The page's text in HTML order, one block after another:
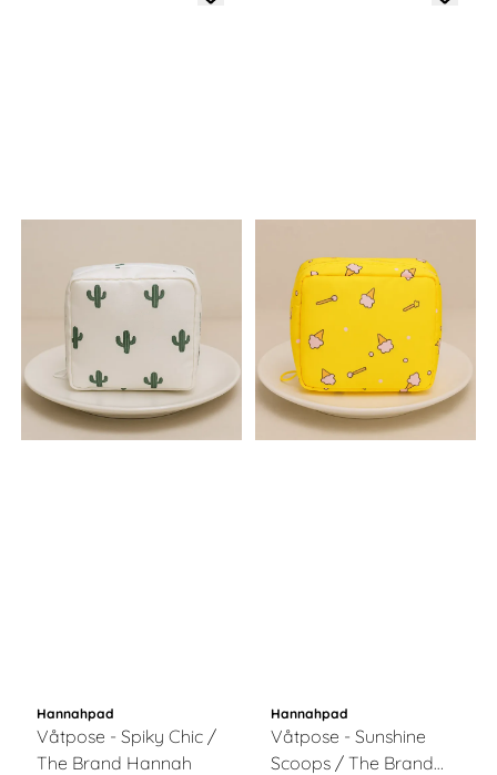
Hannahpad
Våtpose - Spiky Chic /
The Brand Hannah
Hannahpad
Våtpose - Sunshine
Scoops / The Brand